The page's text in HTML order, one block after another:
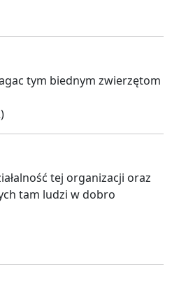
tym biednym zwierzętom
tej organizacji oraz
tam ludzi w dobro